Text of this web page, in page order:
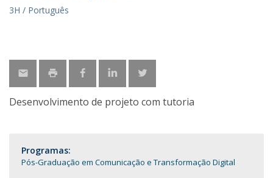
3H / Português
Desenvolvimento de projeto com tutoria
Programas:
Pós-Graduação em Comunicação e Transformação Digital